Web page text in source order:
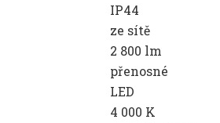
IP44
ze sítě
2 800 lm
přenosné
LED
4 000 K